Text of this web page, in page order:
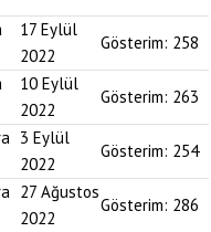
17 Eylül
2022
Gösterim: 258
10 Eylül
2022
Gösterim: 263
3 Eylül
2022
Gösterim: 254
27 Ağustos
2022
Gösterim: 286